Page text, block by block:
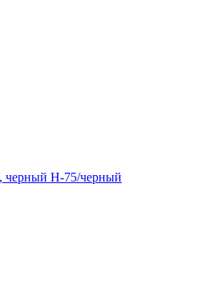
черный H-75/черный